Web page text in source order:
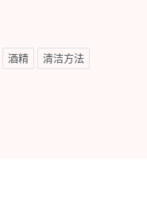
酒精 清洁方法